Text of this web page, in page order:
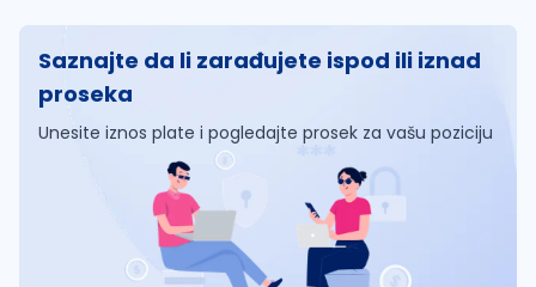
Saznajte da li zarađujete ispod ili iznad
proseka
Unesite iznos plate i pogledajte prosek za vašu poziciju